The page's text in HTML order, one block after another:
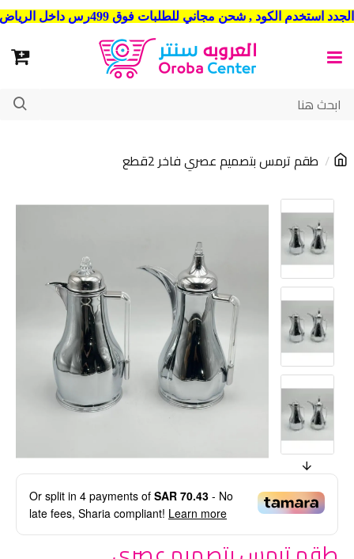
شحن مجاني للطلبات فوق 499رس داخل الرياض . وشحن الي جميع مدن المملكة العربية السعودية
طقم ترمس بتصميم عصري فاخر 2قطع
Or split in 4 payments of SAR 70.43 - No
late fees, Sharia compliant! Learn more